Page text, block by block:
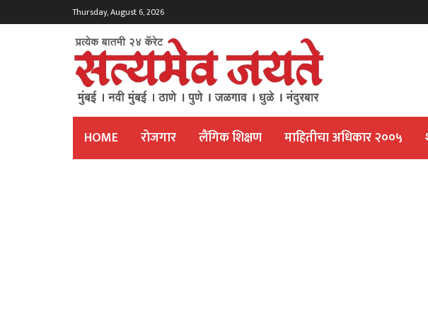
Thursday, August 6, 2026
HOME रोजगार लैंगिक शिक्षण माहितीचा अधिकार २००५